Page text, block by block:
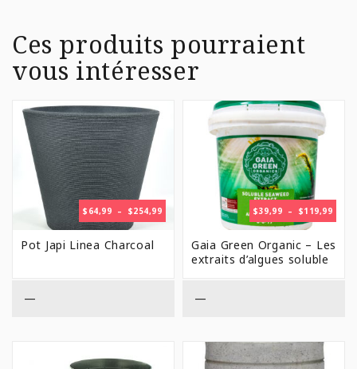
Ces produits pourraient
vous intéresser
$ 64,99 – $254,99PLAGE
DE
Pot Japi Linea Charcoal
—
$39,99 – $119,99
DE
Gaia Green Organic – Les
extraits d’algues soluble
—